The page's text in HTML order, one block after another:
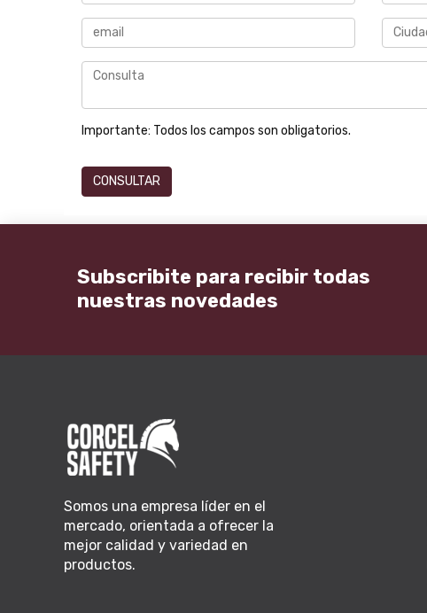
Importante: Todos los campos son obligatorios.
Subscribite para recibir todas
nuestras novedades
Somos una empresa líder en el
mercado, orientada a ofrecer la
mejor calidad y variedad en
productos.